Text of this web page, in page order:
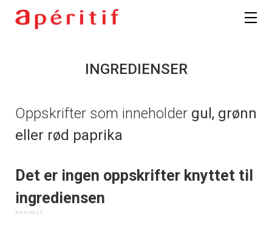
INGREDIENSER
Oppskrifter som inneholder gul, grønn
eller rød paprika
Det er ingen oppskrifter knyttet til
ingrediensen